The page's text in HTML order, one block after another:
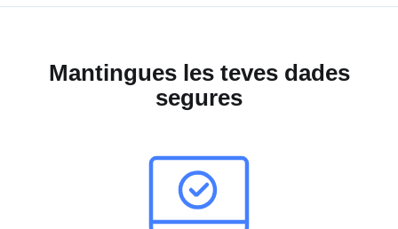
Mantingues les teves dades
segures